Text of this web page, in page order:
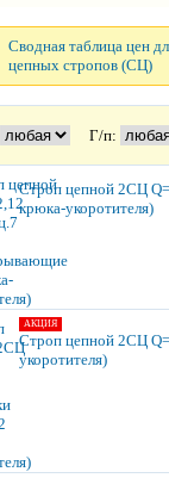
Сводная таблица цен
цепных стропов (СЦ)
Г/п:
Строп цепной 2СЦ
крюка-укоротителя)
АКЦИЯ
Строп цепной 2СЦ
укоротителя)